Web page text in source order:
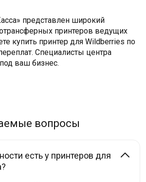
представлен широкий
принтеров ведущих
купить принтер для Wildberries по
Специалисты центра
ваш бизнес.
вопросы
есть у принтеров для